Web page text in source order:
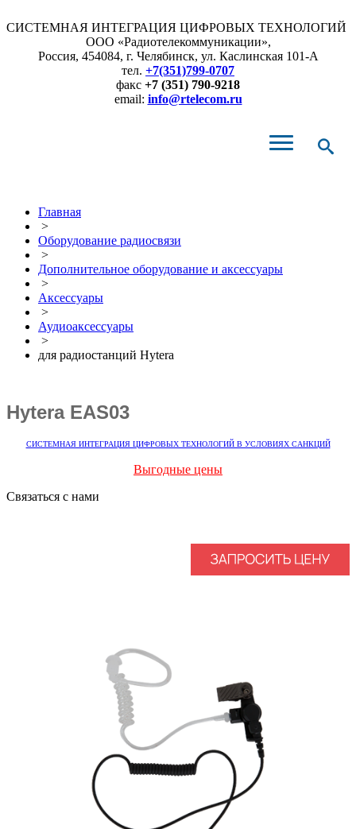
СИСТЕМНАЯ ИНТЕГРАЦИЯ ЦИФРОВЫХ ТЕХНОЛОГИЙ
ООО «Радиотелекоммуникации»,
Россия, 454084, г. Челябинск, ул. Каслинская 101-А
тел. +7(351)799-0707
факс +7 (351) 790-9218
email: info@rtelecom.ru
Решения
Реализованные проекты
Каталог
Проектирование, монтаж и наладка
Услуги
Контакты
Главная
>
Оборудование радиосвязи
>
Дополнительное оборудование и аксессуары
>
Аксессуары
>
Аудиоаксессуары
>
для радиостанций Hytera
Hytera EAS03
СИСТЕМНАЯ ИНТЕГРАЦИЯ ЦИФРОВЫХ ТЕХНОЛОГИЙ В УСЛОВИЯХ САНКЦИЙ
Выгодные цены
Связаться с нами